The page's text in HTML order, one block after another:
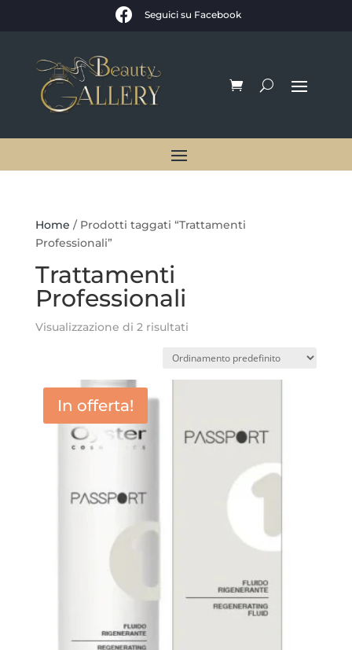
 Seguici su Facebook
Home / Prodotti taggati “Trattamenti
Professionali”
Trattamenti
Professionali
Visualizzazione di 2 risultati
In offerta!